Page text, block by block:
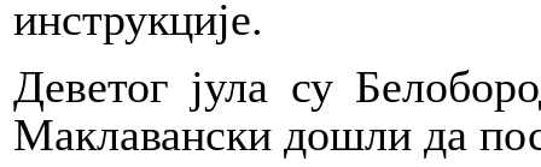
инструкције.
Деветог јула су
Маклавански дошли да